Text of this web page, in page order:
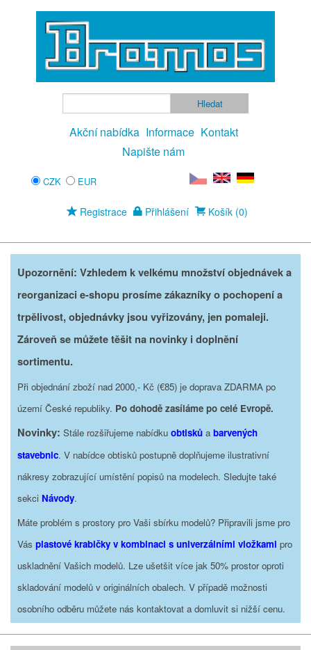
Akční nabídka Informace Kontakt
Napište nám
CZK EUR
Registrace Přihlášení Košík (0)
Upozornění: Vzhledem k velkému množství objednávek a
reorganizaci e-shopu prosíme zákazníky o pochopení a
trpělivost, objednávky jsou vyřizovány, jen pomaleji.
Zároveň se můžete těšit na novinky i doplnění
sortimentu.
Při objednání zboží nad 2000,- Kč (€85) je doprava ZDARMA po
území České republiky. Po dohodě zasíláme po celé Evropě.
Novinky: Stále rozšiřujeme nabídku obtisků a barvených
stavebnic. V nabídce obtisků postupně doplňujeme ilustrativní
nákresy zobrazující umístění popisů na modelech. Sledujte také
sekci Návody.
Máte problém s prostory pro Vaši sbírku modelů? Připravili jsme pro
Vás plastové krabičky v kombinaci s univerzálními vložkami pro
uskladnění Vašich modelů. Lze ušetšit více jak 50% prostor oproti
skladování modelů v originálních obalech. V případě možnosti
osobního odběru můžete nás kontaktovat a domluvit si nižší cenu.